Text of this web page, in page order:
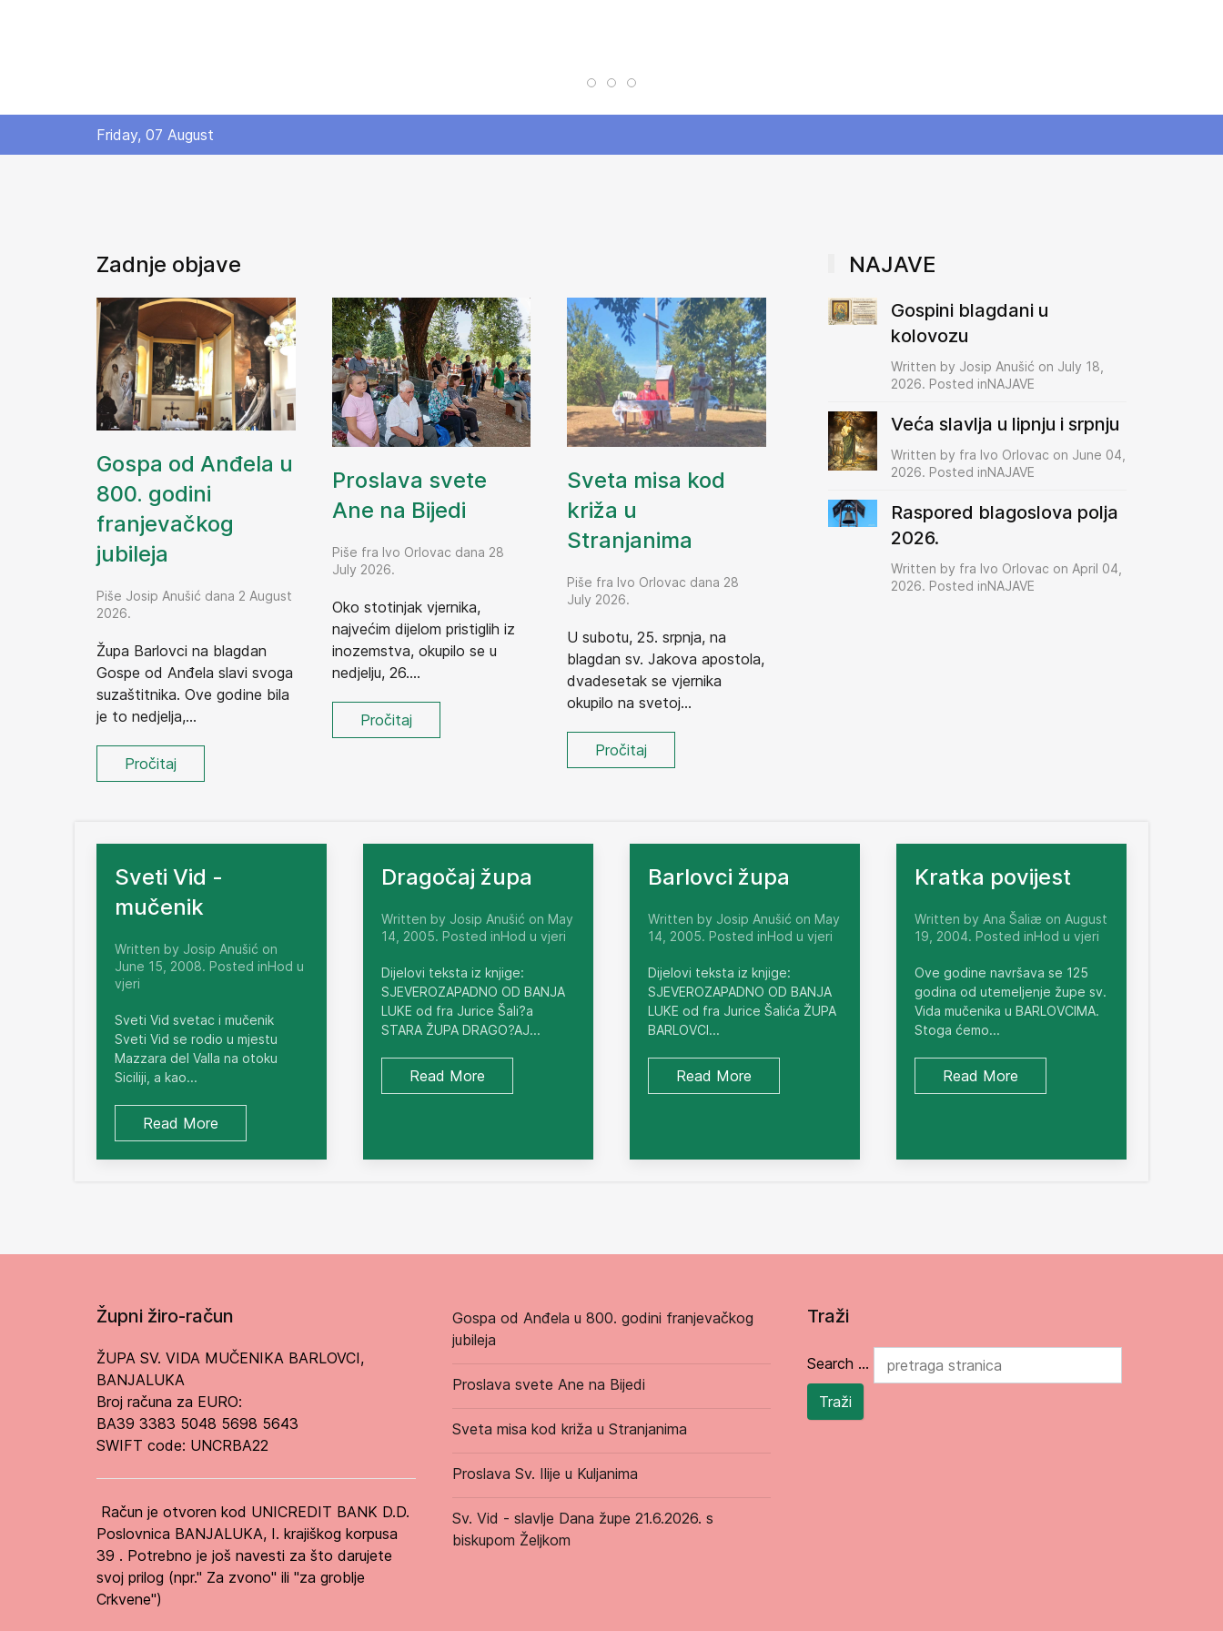
Crkvene
Friday, 07 August
Zadnje objave
Gospa od Anđela u
800. godini
franjevačkog
jubileja
Piše Josip Anušić dana 2 August
2026.
Župa Barlovci na blagdan
Gospe od Anđela slavi svoga
suzaštitnika. Ove godine bila
je to nedjelja,...
Pročitaj
Proslava svete
Ane na Bijedi
Piše fra Ivo Orlovac dana 28
July 2026.
Oko stotinjak vjernika,
najvećim dijelom pristiglih iz
inozemstva, okupilo se u
nedjelju, 26....
Pročitaj
Sveta misa kod
križa u
Stranjanima
Piše fra Ivo Orlovac dana 28
July 2026.
U subotu, 25. srpnja, na
blagdan sv. Jakova apostola,
dvadesetak se vjernika
okupilo na svetoj...
Pročitaj
NAJAVE
Gospini blagdani u
kolovozu
Written by Josip Anušić on July 18,
2026. Posted inNAJAVE
Veća slavlja u lipnju i srpnju
Written by fra Ivo Orlovac on June 04,
2026. Posted inNAJAVE
Raspored blagoslova polja
2026.
Written by fra Ivo Orlovac on April 04,
2026. Posted inNAJAVE
Sveti Vid -
mučenik
Written by Josip Anušić on
June 15, 2008. Posted inHod u
vjeri
Sveti Vid svetac i mučenik
Sveti Vid se rodio u mjestu
Mazzara del Valla na otoku
Siciliji, a kao...
Read More
Dragočaj župa
Written by Josip Anušić on May
14, 2005. Posted inHod u vjeri
Dijelovi teksta iz knjige:
SJEVEROZAPADNO OD BANJA
LUKE od fra Jurice Šali?a
STARA ŽUPA DRAGO?AJ...
Read More
Barlovci župa
Written by Josip Anušić on May
14, 2005. Posted inHod u vjeri
Dijelovi teksta iz knjige:
SJEVEROZAPADNO OD BANJA
LUKE od fra Jurice Šalića ŽUPA
BARLOVCI...
Read More
Kratka povijest
Written by Ana Šaliæ on August
19, 2004. Posted inHod u vjeri
Ove godine navršava se 125
godina od utemeljenje župe sv.
Vida mučenika u BARLOVCIMA.
Stoga ćemo...
Read More
Župni žiro-račun
ŽUPA SV. VIDA MUČENIKA BARLOVCI,
BANJALUKA
Broj računa za EURO:
BA39 3383 5048 5698 5643
SWIFT code: UNCRBA22
Račun je otvoren kod UNICREDIT BANK D.D.
Poslovnica BANJALUKA, I. krajiškog korpusa
39 . Potrebno je još navesti za što darujete
svoj prilog (npr." Za zvono" ili "za groblje
Crkvene")
Gospa od Anđela u 800. godini franjevačkog
jubileja
Proslava svete Ane na Bijedi
Sveta misa kod križa u Stranjanima
Proslava Sv. Ilije u Kuljanima
Sv. Vid - slavlje Dana župe 21.6.2026. s
biskupom Željkom
Traži
Search ...
Traži